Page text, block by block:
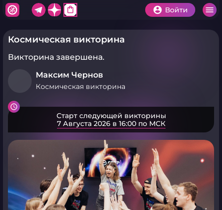
shopping_bag Войти
Космическая викторина
Викторина завершена.
Максим Чернов
Космическая викторина
Старт следующей викторины
7 Августа 2026 в 16:00 по МСК